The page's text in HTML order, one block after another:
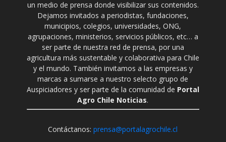
un medio de prensa donde visibilizar sus contenidos.
Dejamos invitados a periodistas, fundaciones,
municipios, colegios, universidades, ONG,
agrupaciones, ministerios, servicios públicos, etc… a
ser parte de nuestra red de prensa, por una
agricultura más sustentable y colaborativa para Chile
y el mundo. También invitamos a las empresas y
marcas a sumarse a nuestro selecto grupo de
Auspiciadores y ser parte de la comunidad de Portal
Agro Chile Noticias.
Contáctanos:prensa@portalagrochile.cl